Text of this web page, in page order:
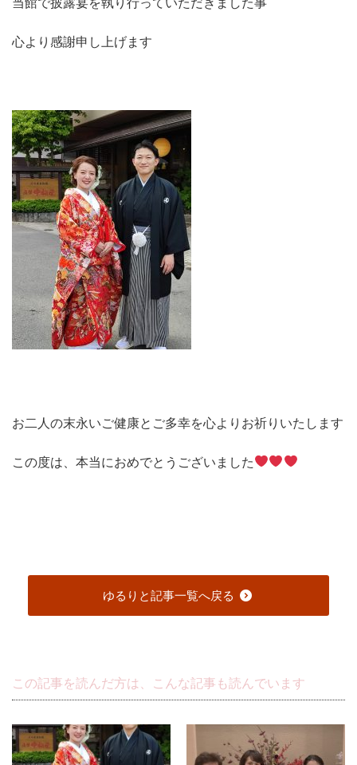
心より感謝申し上げます
お二人の末永いご健康とご多幸を心よりお祈りいたします
この度は、本当におめでとうございました
ゆるりと記事一覧へ戻る
この記事を読んだ方は、こんな記事も読んでいます